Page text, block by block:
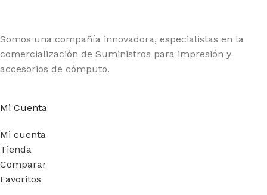
Somos una compañía innovadora, especialistas en la
comercialización de Suministros para impresión y
accesorios de cómputo.
Mi Cuenta
Mi cuenta
Tienda
Comparar
Favoritos